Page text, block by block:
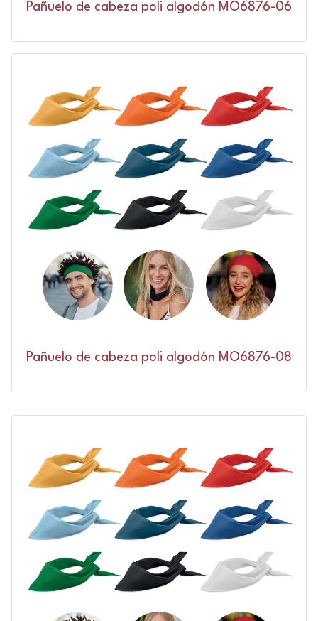
Pañuelo de cabeza poli algodón MO6876-06
Pañuelo de cabeza poli algodón MO6876-08